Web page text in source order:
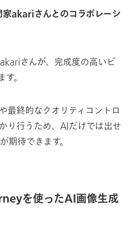
akariさんとのコラボレーシ
さんが、完成度の高いビ
す。
最終的なクオリティコントロ
り行うため、AIだけでは出せ
期待できます。
を使ったAI画像生成